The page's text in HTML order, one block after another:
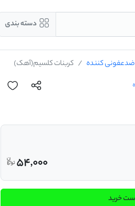
دسته بندی
ضدعفونی کننده کربنات کلسیم(آهک)
54,000
خرید